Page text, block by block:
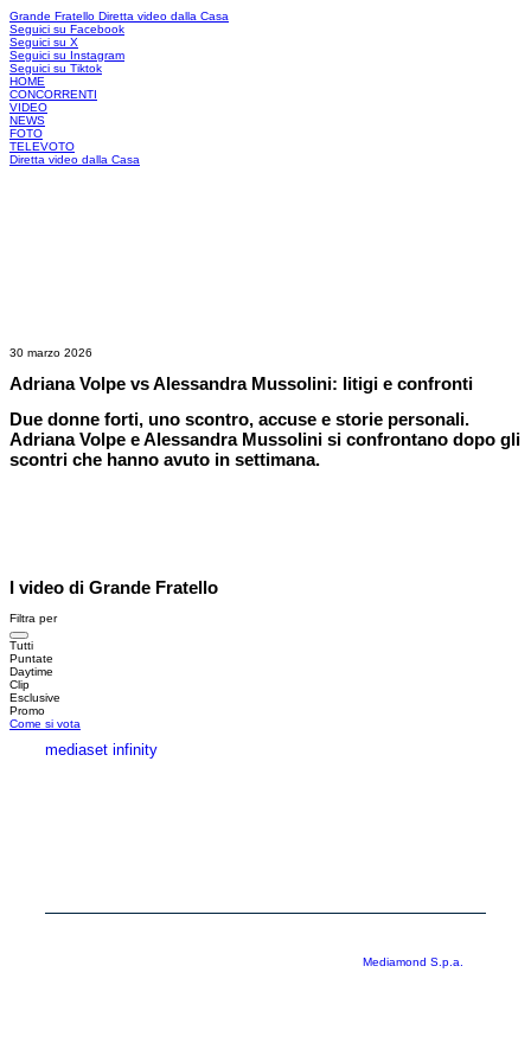
Grande Fratello Diretta video dalla Casa
Seguici su Facebook
Seguici su X
Seguici su Instagram
Seguici su Tiktok
HOME
CONCORRENTI
VIDEO
NEWS
FOTO
TELEVOTO
Diretta video dalla Casa
30 marzo 2026
Adriana Volpe vs Alessandra Mussolini: litigi e confronti
Due donne forti, uno scontro, accuse e storie personali.
Adriana Volpe e Alessandra Mussolini si confrontano dopo gli
scontri che hanno avuto in settimana.
I video di Grande Fratello
Filtra per
Tutti
Puntate
Daytime
Clip
Esclusive
Promo
Come si vota
mediaset infinity
Mediamond S.p.a.